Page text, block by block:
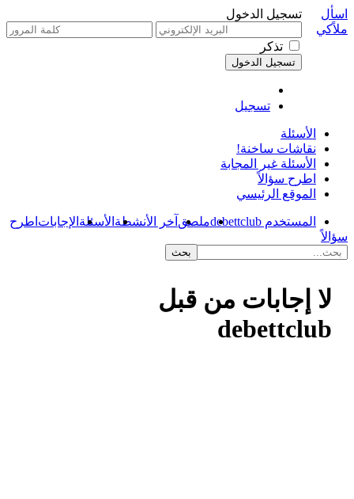
تسجيل الدخول
تذكر
تسجيل
اسأل
ملاًكي
الأسئلة
نقاشات ساخنة!
الأسئلة غير المجابة
اطرح سؤالاً
الموقع الرئيسي
المستخدم debettclub ملصق آخر الأنشطة الأسئلة الإجابات اطرح
سؤالاً
لا إجابات من قبل
debettclub